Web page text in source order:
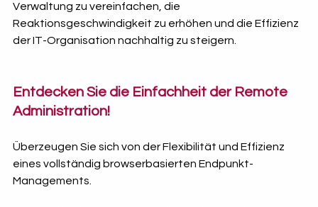
Verwaltung zu vereinfachen, die
Reaktionsgeschwindigkeit zu erhöhen und die Effizienz
der IT-Organisation nachhaltig zu steigern.
Entdecken Sie die Einfachheit der Remote
Administration!
Überzeugen Sie sich von der Flexibilität und Effizienz
eines vollständig browserbasierten Endpunkt-
Managements.